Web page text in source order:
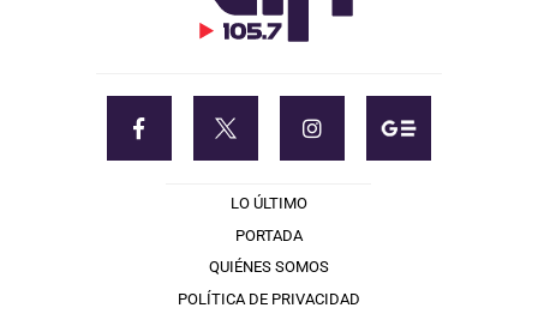
LO ÚLTIMO
PORTADA
QUIÉNES SOMOS
POLÍTICA DE PRIVACIDAD